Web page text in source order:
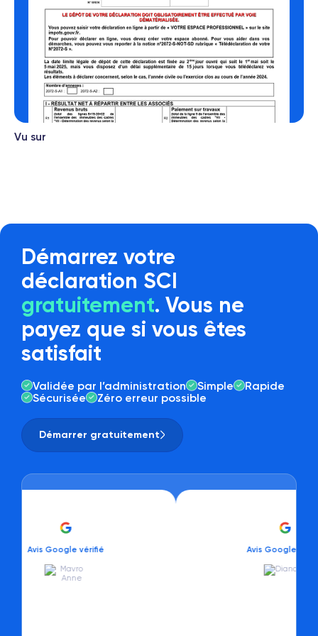
Vu sur
Démarrez votre
déclaration SCI
gratuitement. Vous ne
payez que si vous êtes
satisfait
Validée par l’administration Simple
Rapide
Sécurisée
Zéro erreur possible
Démarrer gratuitement
Google vérifié Avis Google vérifié